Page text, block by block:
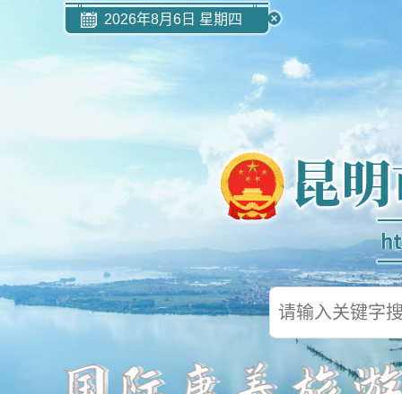
2026年8月6日 星期四